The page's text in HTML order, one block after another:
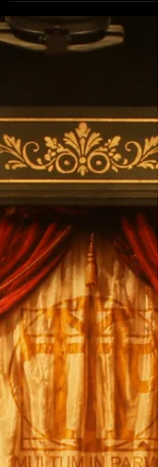
Vernes 20.000 Meilen unter dem Meer
entwickelte sich eine ungewöhnliche
Verbindung aus Literatur, Bild und Musik. Ein